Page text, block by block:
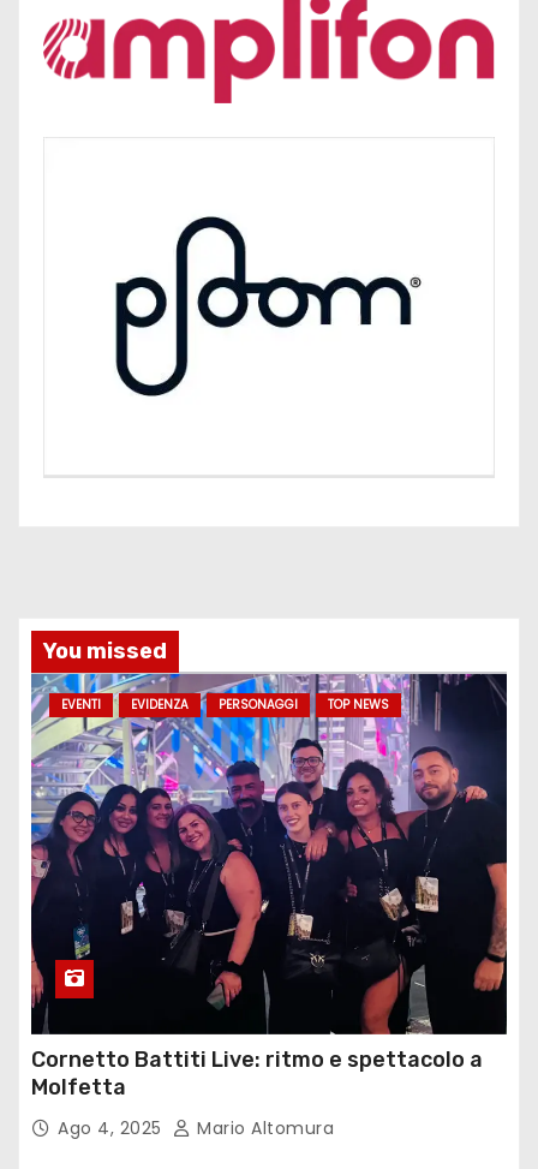
You missed
EVENTI EVIDENZA PERSONAGGI TOP NEWS
Cornetto Battiti Live: ritmo e spettacolo a
Molfetta
Ago 4, 2025 Mario Altomura